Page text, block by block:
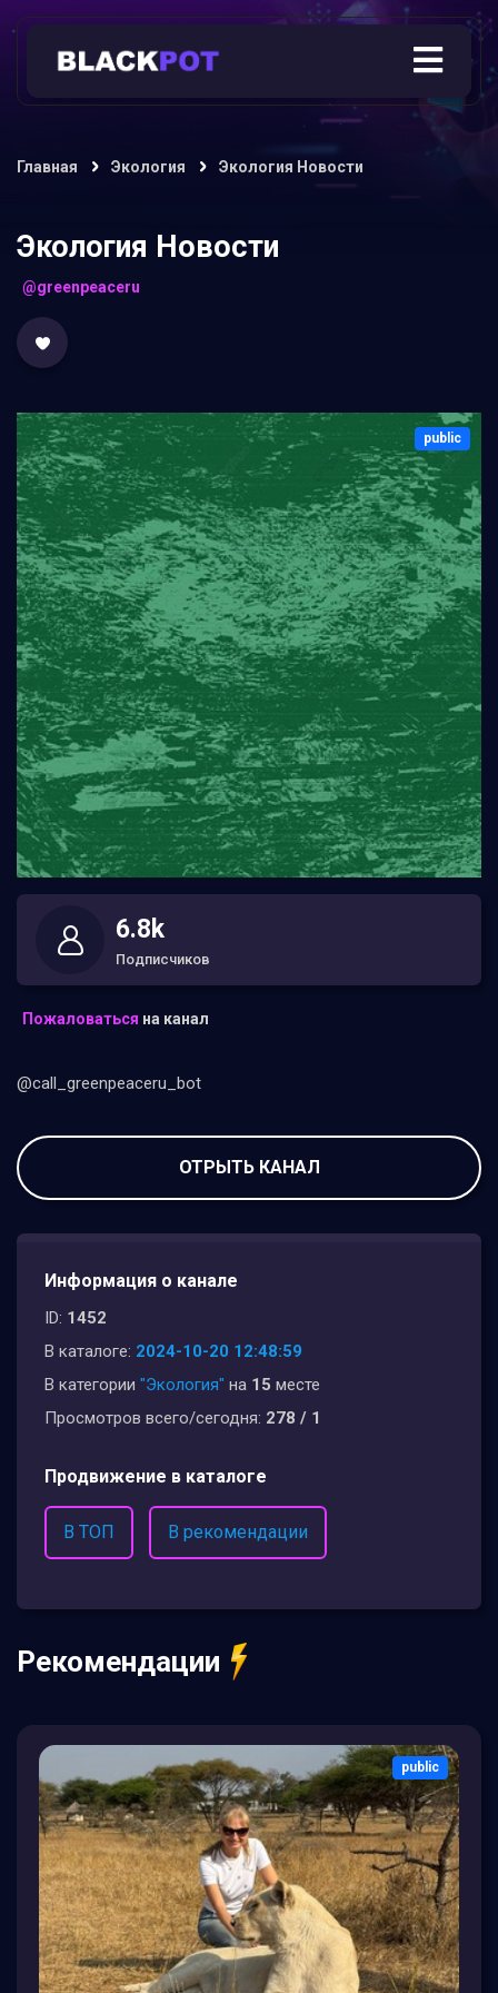
Главная Экология Экология Новости
Экология Новости
@greenpeaceru
public
6.8k
Подписчиков
Пожаловаться на канал
@call_greenpeaceru_bot
ОТРЫТЬ КАНАЛ
Информация о канале
ID: 1452
В каталоге: 2024-10-20 12:48:59
В категории "Экология" на 15 месте
Просмотров всего/сегодня: 278 / 1
Продвижение в каталоге
В ТОП В рекомендации
Рекомендации
public